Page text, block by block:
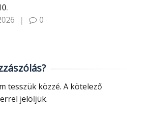
| 0
tesszük közzé. A kötelező
jelöljük.